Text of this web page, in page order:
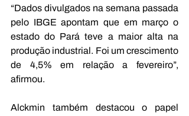
“Dados divulgados na semana passada
pelo IBGE apontam que em março o
estado do Pará teve a maior alta na
produção industrial. Foi um crescimento
de 4,5% em relação a fevereiro”,
afirmou.
Alckmin também destacou o papel